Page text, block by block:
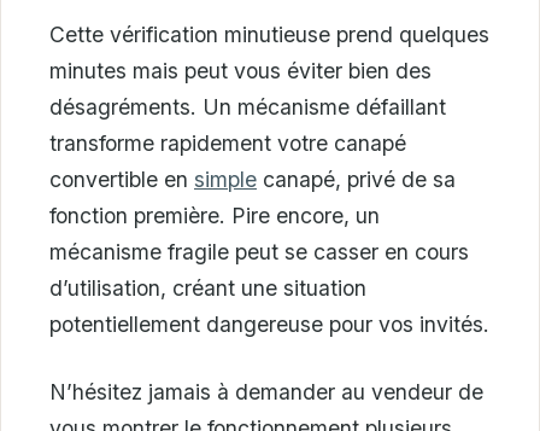
Cette vérification minutieuse prend quelques
minutes mais peut vous éviter bien des
désagréments. Un mécanisme défaillant
transforme rapidement votre canapé
convertible en simple canapé, privé de sa
fonction première. Pire encore, un
mécanisme fragile peut se casser en cours
d’utilisation, créant une situation
potentiellement dangereuse pour vos invités.
N’hésitez jamais à demander au vendeur de